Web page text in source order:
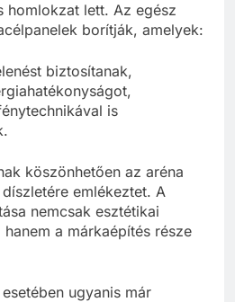
homlokzat lett. Az egész
borítják, amelyek:
biztosítanak,
is
köszönhetően az aréna
emlékeztet. A
nemcsak esztétikai
a márkaépítés része
ugyanis már